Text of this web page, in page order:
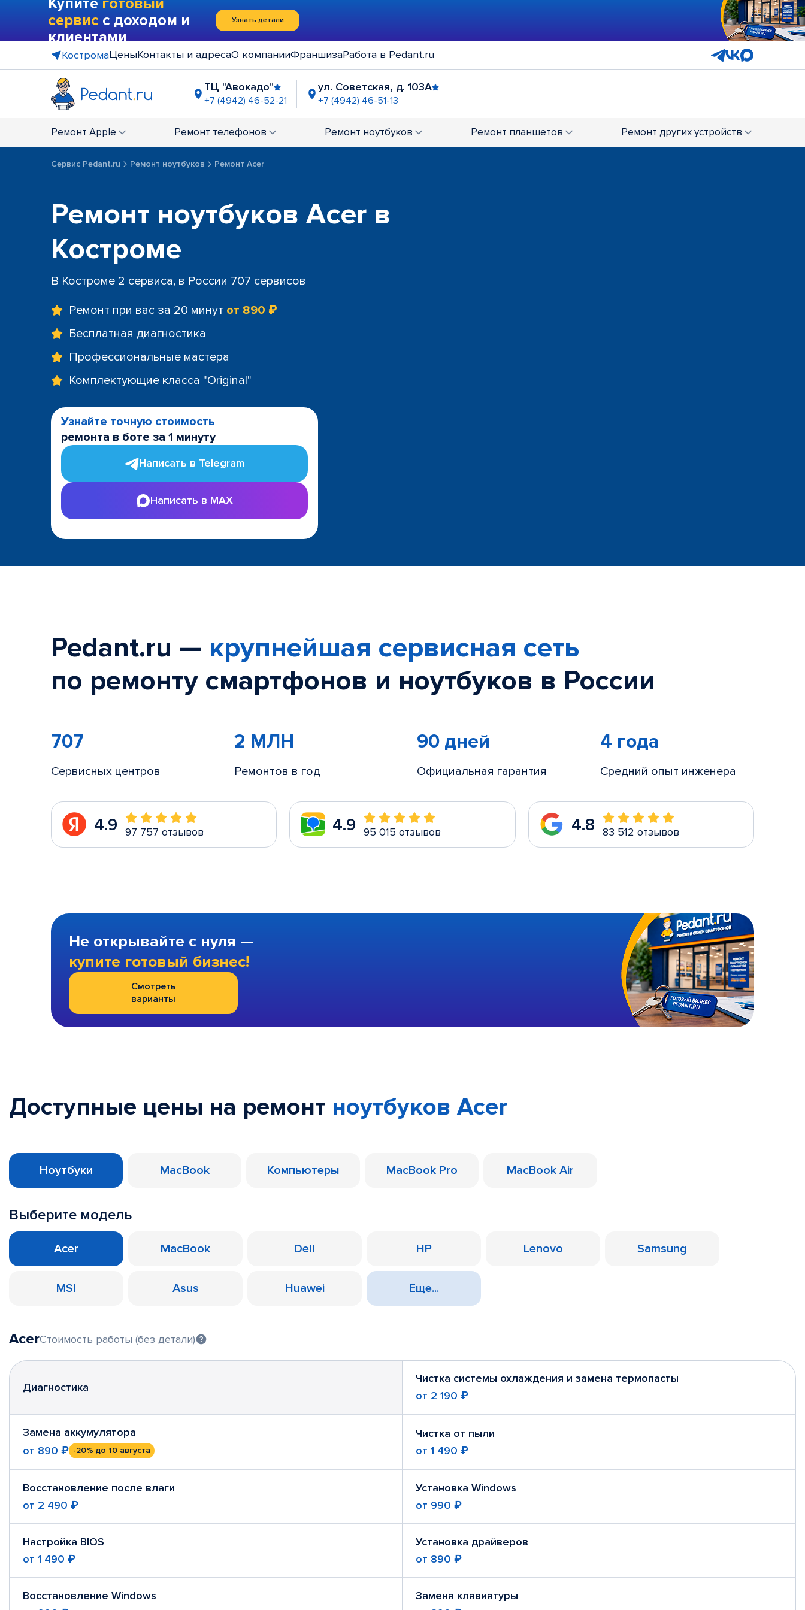
Купите готовый
сервис с доходом и
клиентами
Узнать детали
КостромаЦеныКонтакты и адресаО компанииФраншизаРабота в Pedant.ru
ТЦ "Авокадо"
+7 (4942) 46-52-21
ул. Советская, д. 103А
+7 (4942) 46-51-13
Ремонт Apple Ремонт телефонов Ремонт ноутбуков Ремонт планшетов Ремонт других устройств
Сервис Pedant.ru Ремонт ноутбуков Ремонт Acer
Ремонт ноутбуков Acer в
Костроме
В Костроме 2 сервиса, в России 707 сервисов
Ремонт при вас за 20 минут от 890 ₽
Бесплатная диагностика
Профессиональные мастера
Комплектующие класса "Original"
Узнайте точную стоимость
ремонта в боте за 1 минуту
Написать в Telegram
Написать в MAX
Pedant.ru — крупнейшая сервисная сеть
по ремонту смартфонов и ноутбуков в России
707
Сервисных центров
2 МЛН
Ремонтов в год
90 дней
Официальная гарантия
4 года
Средний опыт инженера
4.9 97 757 отзывов 4.9 95 015 отзывов 4.8 83 512 отзывов
Не открывайте с нуля —
купите готовый бизнес!
Смотреть
варианты
Доступные цены на ремонт ноутбуков Acer
Ноутбуки MacBook Компьютеры MacBook Pro MacBook Air
Выберите модель
Acer MacBook Dell HP Lenovo Samsung
MSI Asus Huawei Еще...
AcerСтоимость работы (без детали)
Диагностика
Чистка системы охлаждения и замена термопасты
от 2 190 ₽
Замена аккумулятора
от 890 ₽ -20% до 10 августа
Чистка от пыли
от 1 490 ₽
Восстановление после влаги
от 2 490 ₽
Установка Windows
от 990 ₽
Настройка BIOS
от 1 490 ₽
Установка драйверов
от 890 ₽
Восстановление Windows
Замена клавиатуры